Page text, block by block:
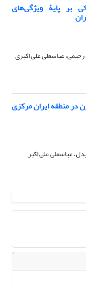
بر پایۀ ویژگی‌های
عباسعلی علی اکبری
منطقه ایران مرکزی
عباسعلی علی اکبر